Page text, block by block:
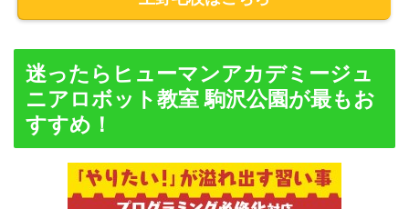
迷ったらヒューマンアカデミージュ
ニアロボット教室 駒沢公園が最もお
すすめ！